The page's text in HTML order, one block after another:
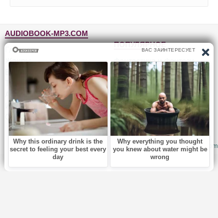
AUDIOBOOK-MP3.COM
Главная
Жанры
Блог
Топ-100
Авторы
Исполнители
Обратная связь
ПОПУЛЯРНОЕ
Фантастика и фэнтези
Детективы, триллеры
Для детей
Роман, проза
Приключения
Юмор, сатира
© 2010-2026Audiobook-mp3.com